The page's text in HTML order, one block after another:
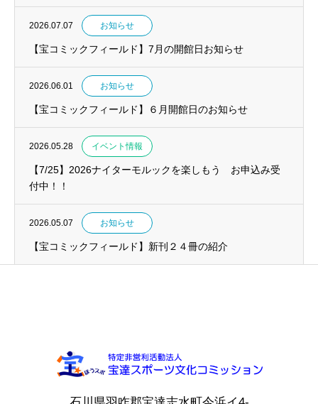
2026.07.07 お知らせ
【宝コミックフィールド】7月の開館日お知らせ
2026.06.01 お知らせ
【宝コミックフィールド】６月開館日のお知らせ
2026.05.28 イベント情報
【7/25】2026ナイターモルックを楽しもう お申込み受
付中！！
2026.05.07 お知らせ
【宝コミックフィールド】新刊２４冊の紹介